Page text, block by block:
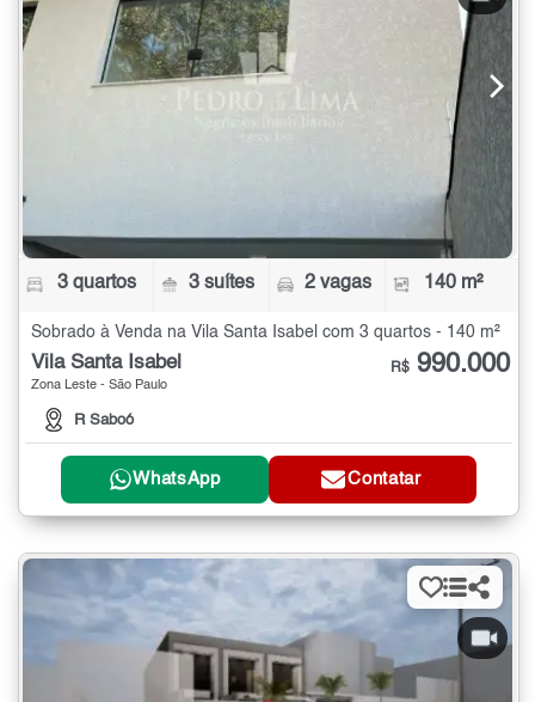
3 quartos 3 suítes 2 vagas 140 m²
Sobrado à Venda na Vila Santa Isabel com 3 quartos - 140 m²
Vila Santa Isabel
Zona Leste - São Paulo
R Saboó
R$ 990.000
WhatsApp Contatar